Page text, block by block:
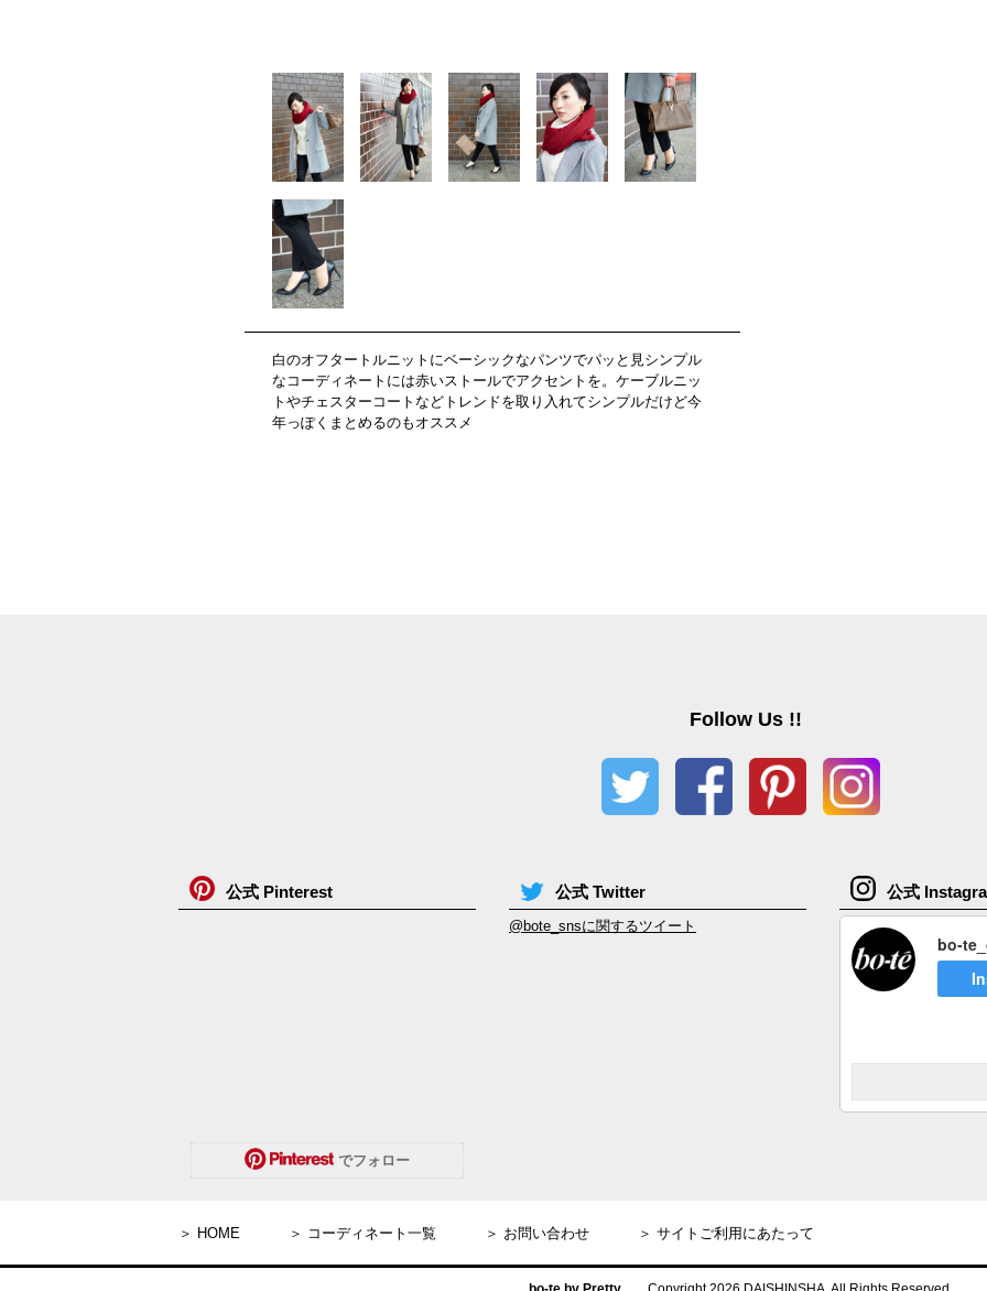
白のオフタートルニットにベーシックなパンツでパッと見シンプル
なコーディネートには赤いストールでアクセントを。ケーブルニッ
トやチェスターコートなどトレンドを取り入れてシンプルだけど今
年っぽくまとめるのもオススメ
Follow Us !!
公式 Pinterest
でフォロー
公式 Twitter
@bote_snsに関するツイート
公式
bo-
＞ HOME ＞ コーディネート一覧 ＞ お問い合わせ ＞ サイトご利用にあたって